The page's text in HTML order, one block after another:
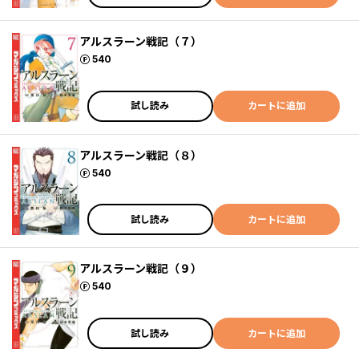
アルスラーン戦記（７）
540
ポイント
試し読み カートに追加
アルスラーン戦記（８）
540
ポイント
試し読み カートに追加
アルスラーン戦記（９）
540
ポイント
試し読み カートに追加